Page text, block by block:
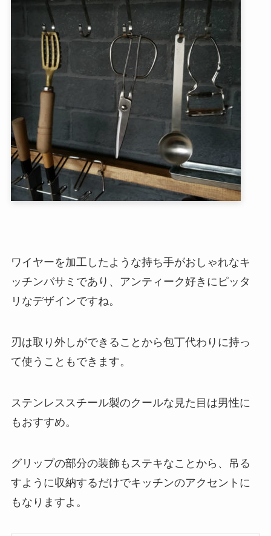
ワイヤーを加工したような持ち手がおしゃれなキ
ッチンバサミであり、アンティーク好きにピッタ
リなデザインですね。
刃は取り外しができることから包丁代わりに持っ
て使うこともできます。
ステンレススチール製のクールな見た目は男性に
もおすすめ。
グリップの部分の装飾もステキなことから、吊る
すように収納するだけでキッチンのアクセントに
もなりますよ。